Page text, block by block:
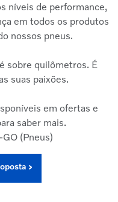
níveis de performance,
em todos os produtos
nossos pneus.
sobre quilômetros. É
suas paixões.
em ofertas e
saber mais.
(Pneus)